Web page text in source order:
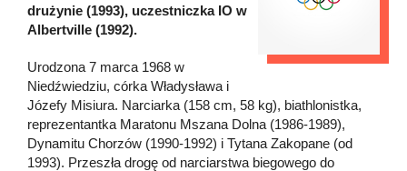
drużynie (1993), uczestniczka IO w
Albertville (1992).
Urodzona 7 marca 1968 w
Niedźwiedziu, córka Władysława i
Józefy Misiura. Narciarka (158 cm, 58 kg), biathlonistka,
reprezentantka Maratonu Mszana Dolna (1986-1989),
Dynamitu Chorzów (1990-1992) i Tytana Zakopane (od
1993). Przeszła drogę od narciarstwa biegowego do